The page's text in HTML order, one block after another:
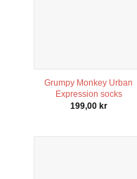
Grumpy Monkey Urban
Expression socks
199,00 kr